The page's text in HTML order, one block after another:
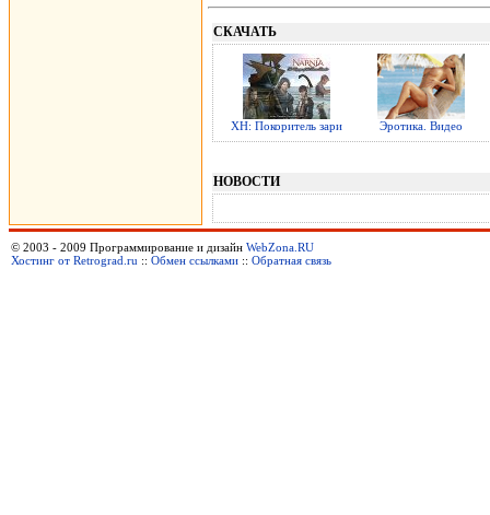
СКАЧАТЬ
ХН: Покоритель зари Эротика. Видео
НОВОСТИ
© 2003 - 2009 Программирование и дизайн WebZona.RU
Хостинг от Retrograd.ru :: Обмен ссылками :: Обратная связь